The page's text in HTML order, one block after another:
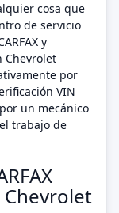
cosa que
de servicio
y
Chevrolet
por
VIN
un mecánico
trabajo de